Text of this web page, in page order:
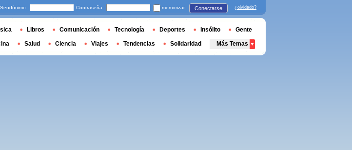
Seudónimo Contraseña memorizar Conectarse ¿olvidado?
Libros Comunicación Tecnología Deportes Insólito Gente
Salud Ciencia Viajes Tendencias Solidaridad Más Temas